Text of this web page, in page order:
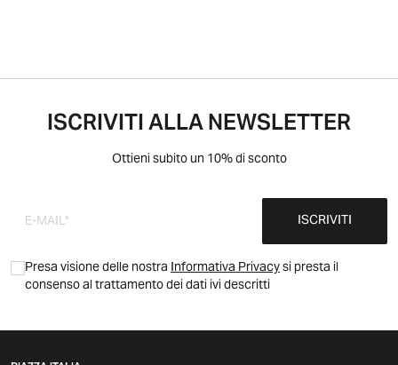
ISCRIVITI ALLA NEWSLETTER
Ottieni subito un 10% di sconto
ISCRIVITI
Presa visione delle nostraInformativa Privacysi presta il
consenso al trattamento dei dati ivi descritti